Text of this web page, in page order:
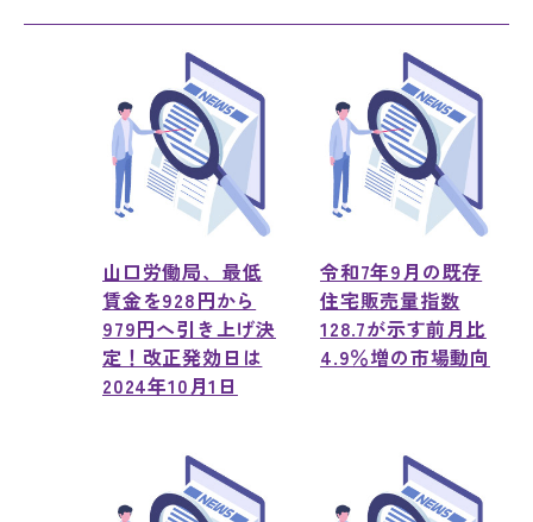
山口労働局、最低
賃金を928円から
979円へ引き上げ決
定！改正発効日は
2024年10月1日
令和7年9月の既存
住宅販売量指数
128.7が示す前月比
4.9％増の市場動向